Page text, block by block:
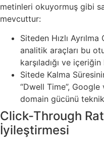
metinleri okuyormuş gibi
mevcuttur:
Siteden Hızlı
analitik araçları bu
karşıladığı ve
Sitede Kalma
“Dwell Time”,
domain gücünü
Click-Through
İyileştirmesi